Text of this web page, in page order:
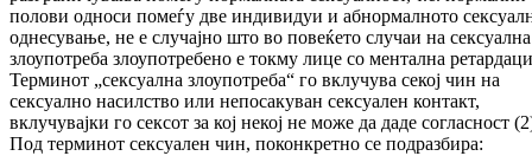
полови односи помеѓу две индивидуи и абнормалното
однесување, не е случајно што во повеќето случаи на сексуална
злоупотреба злоупотребено е токму лице со ментална
Терминот „сексуална злоупотреба“ го вклучува секој чин на
сексуално насилство или непосакуван сексуален контакт,
вклучувајки го сексот за кој некој не може да даде согласност
Под терминот сексуален чин, поконкретно се подразбира: